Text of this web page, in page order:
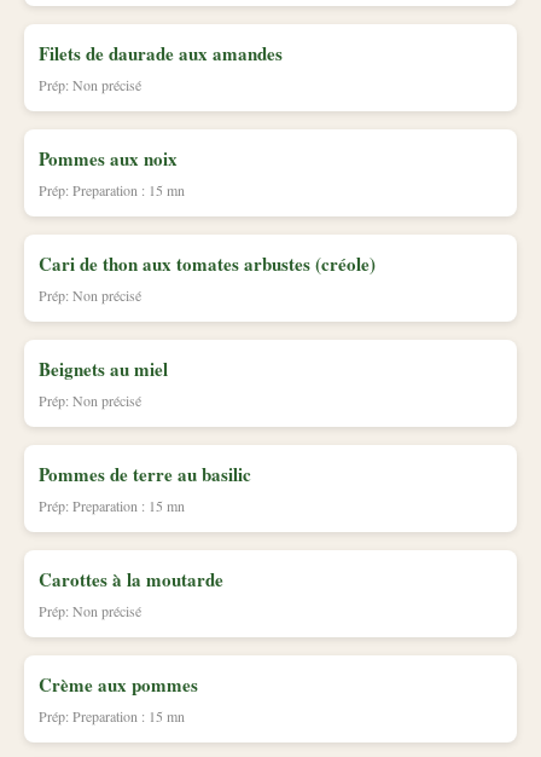
Filets de daurade aux amandes
Prép: Non précisé
Pommes aux noix
Prép: Preparation : 15 mn
Cari de thon aux tomates arbustes (créole)
Prép: Non précisé
Beignets au miel
Prép: Non précisé
Pommes de terre au basilic
Prép: Preparation : 15 mn
Carottes à la moutarde
Prép: Non précisé
Crème aux pommes
Prép: Preparation : 15 mn